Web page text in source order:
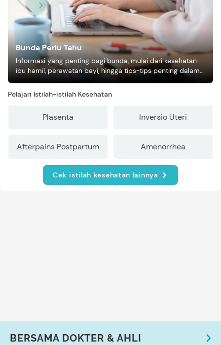
Bunda Perlu Tahu
Informasi yang penting bagi bunda, mulai dari kesehatan
ibu hamil, perawatan bayi, hingga tips-tips penting dalam
Pelajari Istilah-istilah Kesehatan
Plasenta Inversio Uteri
Afterpains Postpartum Amenorrhea
Cek istilah kesehatan lainnya
BERSAMA DOKTER & AHLI